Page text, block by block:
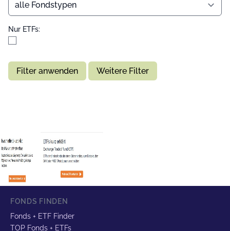
Nur ETFs:
Filter anwenden Weitere Filter
FONDS FINDEN
Fonds + ETF Finder
TOP Fonds + ETFs